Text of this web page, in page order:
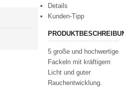
Details
Kunden-Tipp
5 große und hochwertige
Fackeln mit kräftigem
Licht und guter
Rauchentwicklung.